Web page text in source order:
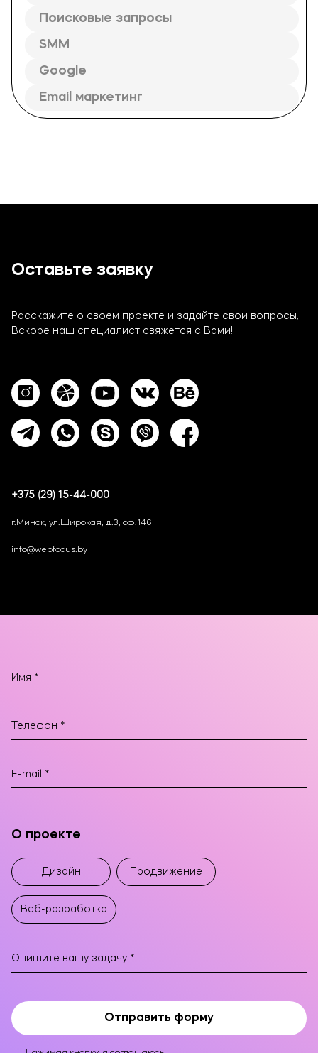
Поисковые запросы
SMM
Google
Email маркетинг
Оставьте заявку
Расскажите о своем проекте и задайте свои вопросы.
Вскоре наш специалист свяжется с Вами!
+375 (29) 15-44-000
г.Минск, ул.Широкая, д.3, оф.146
info@webfocus.by
О проекте
Дизайн Продвижение
Веб-разработка
Отправить форму
Оставьте заявку!